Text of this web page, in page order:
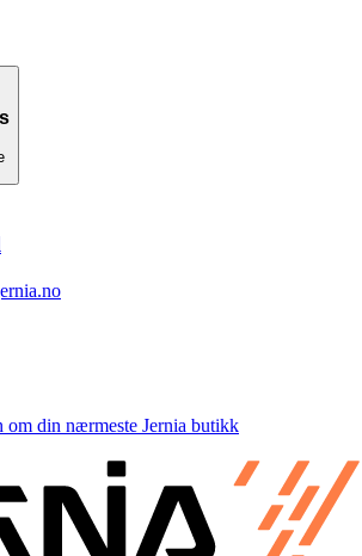
om din nærmeste Jernia butikk